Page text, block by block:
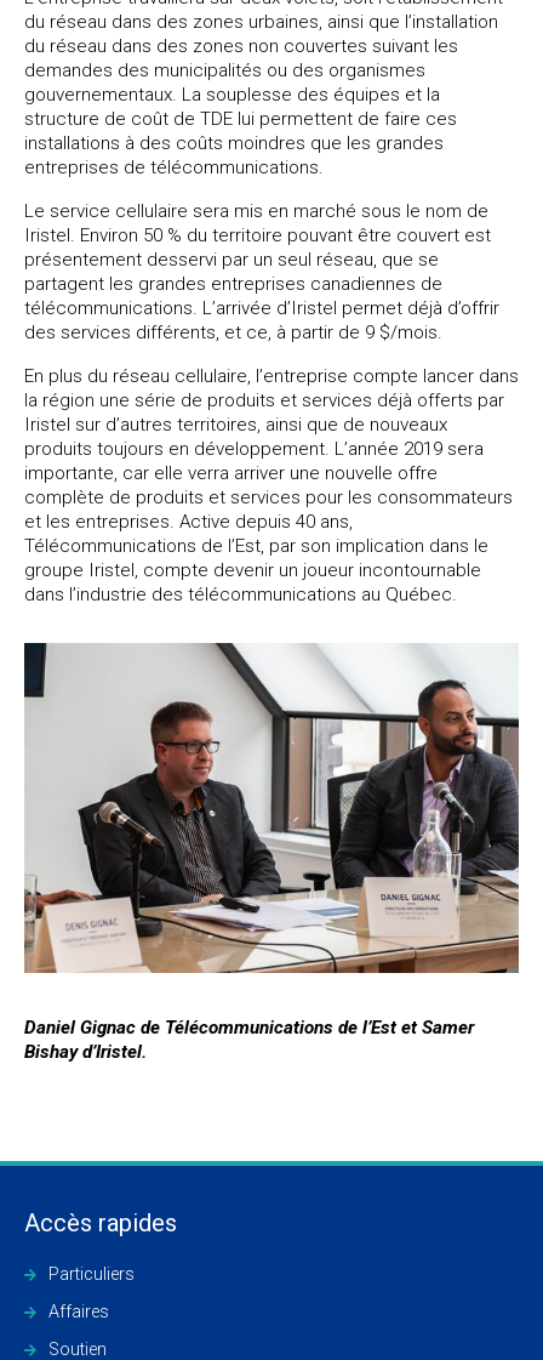
du réseau dans des zones urbaines, ainsi que l’installation
du réseau dans des zones non couvertes suivant les
demandes des municipalités ou des organismes
gouvernementaux. La souplesse des équipes et la
structure de coût de TDE lui permettent de faire ces
installations à des coûts moindres que les grandes
entreprises de télécommunications.
Le service cellulaire sera mis en marché sous le nom de
Iristel. Environ 50 % du territoire pouvant être couvert est
présentement desservi par un seul réseau, que se
partagent les grandes entreprises canadiennes de
télécommunications. L’arrivée d’Iristel permet déjà d’offrir
des services différents, et ce, à partir de 9 $/mois.
En plus du réseau cellulaire, l’entreprise compte lancer dans
la région une série de produits et services déjà offerts par
Iristel sur d’autres territoires, ainsi que de nouveaux
produits toujours en développement. L’année 2019 sera
importante, car elle verra arriver une nouvelle offre
complète de produits et services pour les consommateurs
et les entreprises. Active depuis 40 ans,
Télécommunications de l’Est, par son implication dans le
groupe Iristel, compte devenir un joueur incontournable
dans l’industrie des télécommunications au Québec.
Daniel Gignac de Télécommunications de l’Est et Samer
Bishay d’Iristel.
Accès rapides
Particuliers
Affaires
Soutien